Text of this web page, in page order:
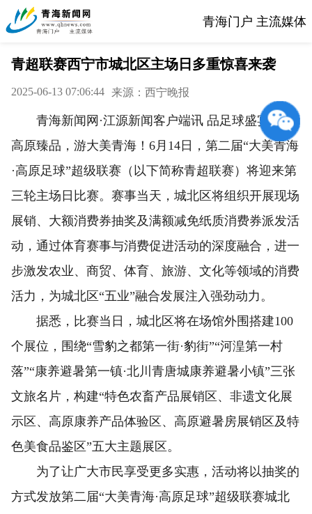
青海门户 主流媒体
青超联赛西宁市城北区主场日多重惊喜来袭
2025-06-13 07:06:44 来源：西宁晚报
青海新闻网·江源新闻客户端讯 品足球盛宴，享
高原臻品，游大美青海！6月14日，第二届“大美青海
·高原足球”超级联赛（以下简称青超联赛）将迎来第
三轮主场日比赛。赛事当天，城北区将组织开展现场
展销、大额消费券抽奖及满额减免纸质消费券派发活
动，通过体育赛事与消费促进活动的深度融合，进一
步激发农业、商贸、体育、旅游、文化等领域的消费
活力，为城北区“五业”融合发展注入强劲动力。
据悉，比赛当日，城北区将在场馆外围搭建100
个展位，围绕“雪豹之都第一街·豹街”“河湟第一村
落”“康养避暑第一镇·北川青唐城康养避暑小镇”三张
文旅名片，构建“特色农畜产品展销区、非遗文化展
示区、高原康养产品体验区、高原避暑房展销区及特
色美食品鉴区”五大主题展区。
为了让广大市民享受更多实惠，活动将以抽奖的
方式发放第二届“大美青海·高原足球”超级联赛城北